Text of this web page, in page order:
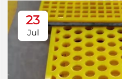
23
Jul